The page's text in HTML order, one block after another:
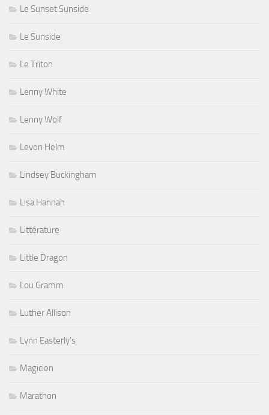
Le Sunset Sunside
Le Sunside
Le Triton
Lenny White
Lenny Wolf
Levon Helm
Lindsey Buckingham
Lisa Hannah
Littérature
Little Dragon
Lou Gramm
Luther Allison
Lynn Easterly's
Magicien
Marathon